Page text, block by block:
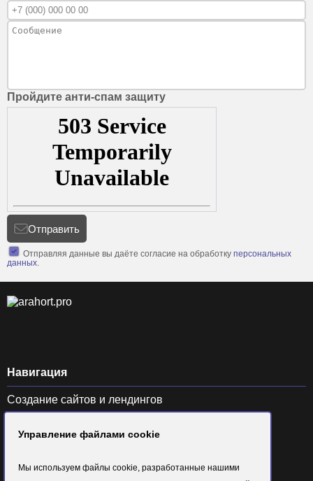
Управление файлами cookie
Мы используем файлы cookie, разработанные нашими
Пройдите анти-спам защиту
Отправить
Отправляя данные вы даёте согласие на обработку персональных
данных.
Навигация
Создание сайтов и лендингов
Контекстная реклама и SMM